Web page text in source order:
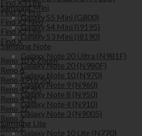
Samsung Mini
Galaxy S5 Mini (G800)
Galaxy S4 Mini (I9195)
Galaxy S3 Mini (I8190)
Samsung Note
Galaxy Note 20 Ultra (N981F)
Galaxy Note 20 (N980F)
Galaxy Note 10 (N970)
Galaxy Note 9 (N960)
Galaxy Note 8 (N950)
Galaxy Note 4 (N910)
Galaxy Note 3 (N9005)
Samsung Lite
Galaxy Note 10 Lite (N770)
Find X3 Lite
Find X2 Pro
Find X2 Neo
Find X2 Lite
Find X
Reno 10 X Zoom
Reno 6
Reno 4 Pro 5G
Reno 4Z 5G
Reno 4 5G
Reno 2Z
Reno 2
Reno Z